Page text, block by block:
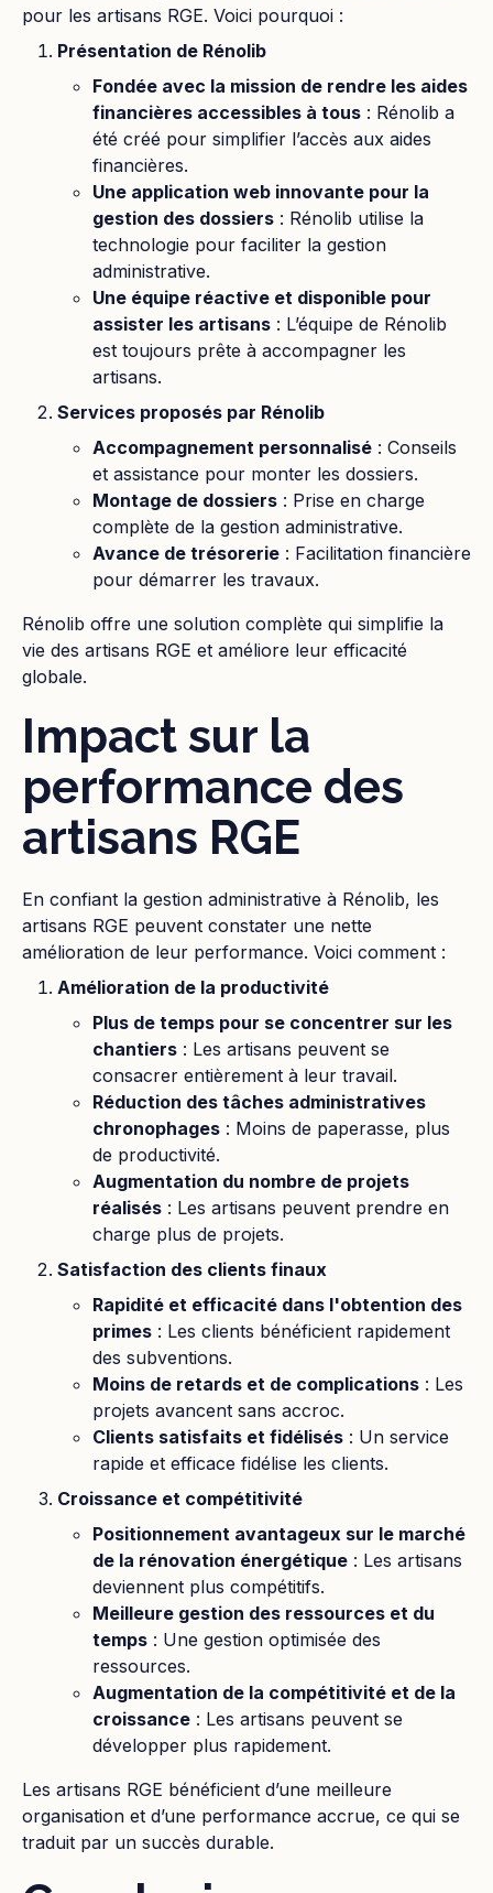
pour les artisans RGE. Voici pourquoi :
Présentation de Rénolib
Fondée avec la mission de rendre les aides
financières accessibles à tous : Rénolib a
été créé pour simplifier l’accès aux aides
financières.
Une application web innovante pour la
gestion des dossiers : Rénolib utilise la
technologie pour faciliter la gestion
administrative.
Une équipe réactive et disponible pour
assister les artisans : L’équipe de Rénolib
est toujours prête à accompagner les
artisans.
Services proposés par Rénolib
Accompagnement personnalisé : Conseils
et assistance pour monter les dossiers.
Montage de dossiers : Prise en charge
complète de la gestion administrative.
Avance de trésorerie : Facilitation financière
pour démarrer les travaux.
Rénolib offre une solution complète qui simplifie la
vie des artisans RGE et améliore leur efficacité
globale.
Impact sur la
performance des
artisans RGE
En confiant la gestion administrative à Rénolib, les
artisans RGE peuvent constater une nette
amélioration de leur performance. Voici comment :
Amélioration de la productivité
Plus de temps pour se concentrer sur les
chantiers : Les artisans peuvent se
consacrer entièrement à leur travail.
Réduction des tâches administratives
chronophages : Moins de paperasse, plus
de productivité.
Augmentation du nombre de projets
réalisés : Les artisans peuvent prendre en
charge plus de projets.
Satisfaction des clients finaux
Rapidité et efficacité dans l'obtention des
primes : Les clients bénéficient rapidement
des subventions.
Moins de retards et de complications : Les
projets avancent sans accroc.
Clients satisfaits et fidélisés : Un service
rapide et efficace fidélise les clients.
Croissance et compétitivité
Positionnement avantageux sur le marché
de la rénovation énergétique : Les artisans
deviennent plus compétitifs.
Meilleure gestion des ressources et du
temps : Une gestion optimisée des
ressources.
Augmentation de la compétitivité et de la
croissance : Les artisans peuvent se
développer plus rapidement.
Les artisans RGE bénéficient d’une meilleure
organisation et d’une performance accrue, ce qui se
traduit par un succès durable.